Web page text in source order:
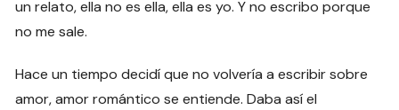
un relato, ella no es ella, ella es yo. Y no escribo porque
no me sale.
Hace un tiempo decidí que no volvería a escribir sobre
amor, amor romántico se entiende. Daba así el